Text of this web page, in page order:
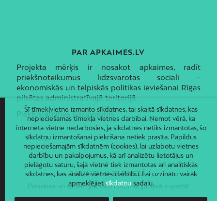
PAR APKAIMES.LV
Projekta mērķis ir nosakot apkaimes, radīt
priekšnoteikumus līdzsvarotas sociāli –
ekonomiskās un telpiskās politikas ieviešanai Rīgas
pilsētas administratīvajā teritorijā.
Piekļūstamības paziņojums
JAUNUMI E-PASTĀ
Piesakies un saņem jaunāko informāciju savā e-pastā!
Šī tīmekļvietne izmanto sīkdatnes, tai skaitā sīkdatnes, kas
nepieciešamas tīmekļa vietnes darbībai. Ņemot vērā, ka
interneta vietne nedarbosies, ja sīkdatnes netiks izmantotas, šo
sīkdatņu izmantošanai piekrišana netiek prasīta. Papildus
nepieciešamajām sīkdatnēm (cookies), lai uzlabotu vietnes
darbību un pakalpojumus, kā arī analizētu lietotājus un
pielāgotu saturu, šajā vietnē tiek izmantotas arī analītiskās
sīkdatnes, kas analizē vietnes darbību. Lai uzzinātu vairāk
apmeklējietsīkdatņusadaļu.